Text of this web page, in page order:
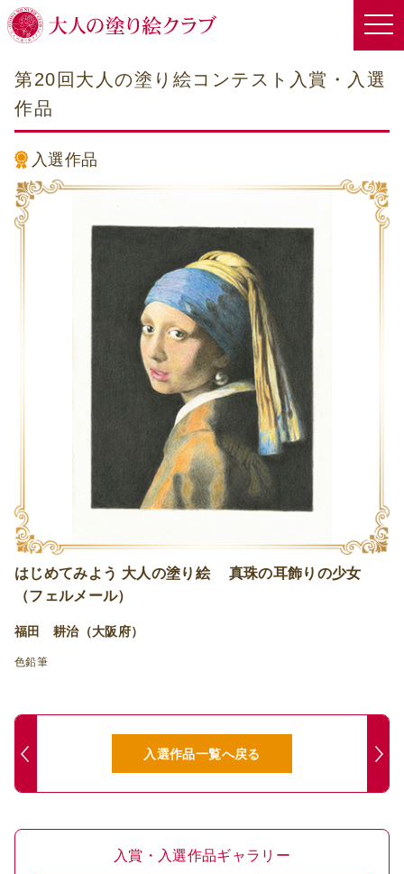
第20回大人の塗り絵コンテスト入賞・入選
作品
入選作品
はじめてみよう 大人の塗り絵 真珠の耳飾りの少女
（フェルメール）
福田 耕治（大阪府）
色鉛筆
入選作品一覧へ戻る
入賞・入選作品ギャラリー